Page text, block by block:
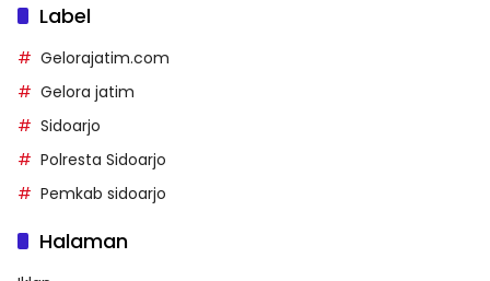
Label
Gelorajatim.com
Gelora jatim
Sidoarjo
Polresta Sidoarjo
Pemkab sidoarjo
Halaman